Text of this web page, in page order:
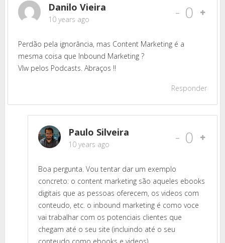
Danilo Vieira
10 years ago - 0
Perdão pela ignorância, mas Content Marketing é a
mesma coisa que Inbound Marketing ?
Vlw pelos Podcasts. Abraços !!
Responder
Paulo Silveira
10 years ago - 0
Boa pergunta. Vou tentar dar um exemplo
concreto: o content marketing são aqueles ebooks
digitais que as pessoas oferecem, os videos com
conteudo, etc. o inbound marketing é como voce
vai trabalhar com os potenciais clientes que
chegam até o seu site (incluindo até o seu
conteudo como ebooks e videos).